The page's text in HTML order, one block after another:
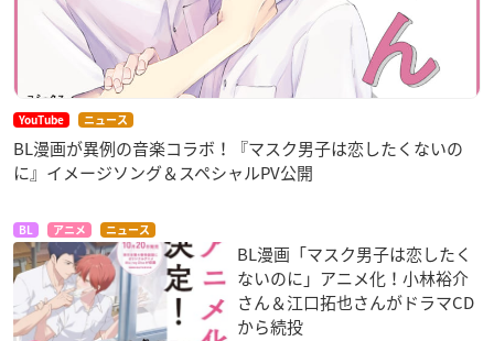
YouTube ニュース
BL漫画が異例の音楽コラボ！『マスク男子は恋したくないの
に』イメージソング＆スペシャルPV公開
BL アニメ ニュース
BL漫画「マスク男子は恋したく
ないのに」アニメ化！小林裕介
さん＆江口拓也さんがドラマCD
から続投